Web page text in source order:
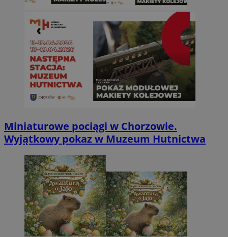
Miniaturowe pociągi w Chorzowie.
Wyjątkowy pokaz w Muzeum Hutnictwa